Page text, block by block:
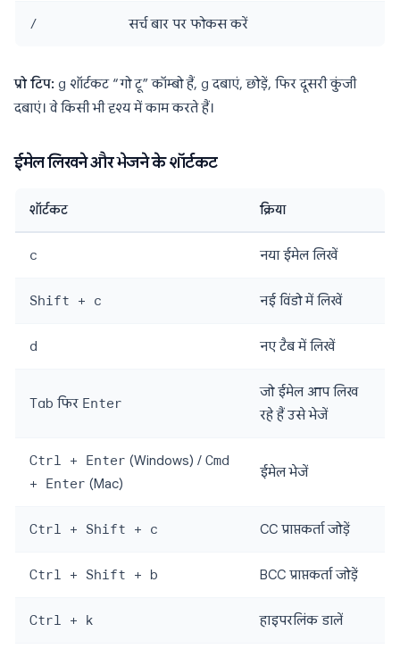
/ सर्च बार पर फोकस करें
प्रो टिप: g शॉर्टकट “गो टू” कॉम्बो हैं, g दबाएं, छोड़ें, फिर दूसरी कुंजी
दबाएं। वे किसी भी दृश्य में काम करते हैं।
ईमेल लिखने और भेजने के शॉर्टकट
शॉर्टकट क्रिया
c नया ईमेल लिखें
Shift + c नई विंडो में लिखें
d नए टैब में लिखें
Tab फिर Enter
जो ईमेल आप लिख
रहे हैं उसे भेजें
Ctrl + Enter (Windows) / Cmd
+ Enter (Mac)
ईमेल भेजें
Ctrl + Shift + c CC प्राप्तकर्ता जोड़ें
Ctrl + Shift + b BCC प्राप्तकर्ता जोड़ें
Ctrl + k हाइपरलिंक डालें